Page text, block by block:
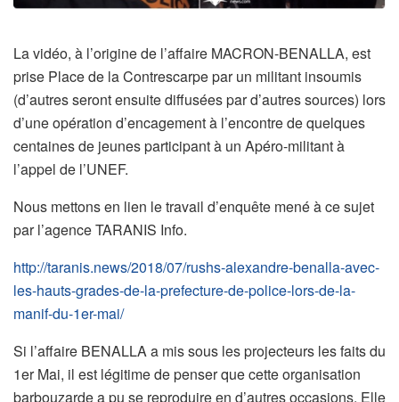
La vidéo, à l’origine de l’affaire MACRON-BENALLA, est
prise Place de la Contrescarpe par un militant insoumis
(d’autres seront ensuite diffusées par d’autres sources) lors
d’une opération d’encagement à l’encontre de quelques
centaines de jeunes participant à un Apéro-militant à
l’appel de l’UNEF.
Nous mettons en lien le travail d’enquête mené à ce sujet
par l’agence TARANIS Info.
http://taranis.news/2018/07/rushs-alexandre-benalla-avec-
les-hauts-grades-de-la-prefecture-de-police-lors-de-la-
manif-du-1er-mai/
Si l’affaire BENALLA a mis sous les projecteurs les faits du
1er Mai, il est légitime de penser que cette organisation
barbouzarde a pu se reproduire en d’autres occasions. Elle